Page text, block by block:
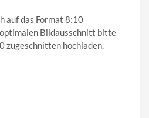
auf das Format 8:10
Bildausschnitt bitte
zugeschnitten hochladen.